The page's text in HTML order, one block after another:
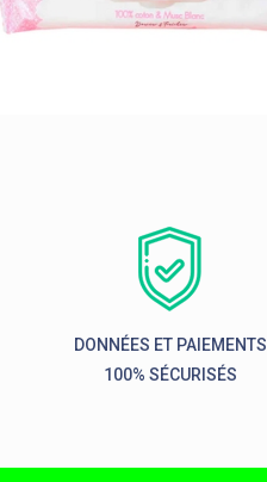
DONNÉES ET PAIEMENTS
100% SÉCURISÉS